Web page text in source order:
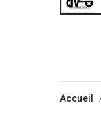
Accueil